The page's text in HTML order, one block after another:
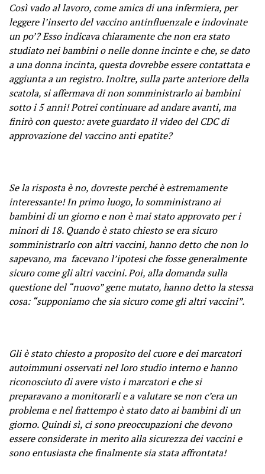
Così vado al lavoro, come amica di una infermiera, per
leggere l’inserto del vaccino antinfluenzale e indovinate
un po’? Esso indicava chiaramente che non era stato
studiato nei bambini o nelle donne incinte e che, se dato
a una donna incinta, questa dovrebbe essere contattata e
aggiunta a un registro. Inoltre, sulla parte anteriore della
scatola, si affermava di non somministrarlo ai bambini
sotto i 5 anni! Potrei continuare ad andare avanti, ma
finirò con questo: avete guardato il video del CDC di
approvazione del vaccino anti epatite?
Se la risposta è no, dovreste perché è estremamente
interessante! In primo luogo, lo somministrano ai
bambini di un giorno e non è mai stato approvato per i
minori di 18. Quando è stato chiesto se era sicuro
somministrarlo con altri vaccini, hanno detto che non lo
sapevano, ma facevano l’ipotesi che fosse generalmente
sicuro come gli altri vaccini. Poi, alla domanda sulla
questione del “nuovo” gene mutato, hanno detto la stessa
cosa: “supponiamo che sia sicuro come gli altri vaccini”.
Gli è stato chiesto a proposito del cuore e dei marcatori
autoimmuni osservati nel loro studio interno e hanno
riconosciuto di avere visto i marcatori e che si
preparavano a monitorarli e a valutare se non c’era un
problema e nel frattempo è stato dato ai bambini di un
giorno. Quindi sì, ci sono preoccupazioni che devono
essere considerate in merito alla sicurezza dei vaccini e
sono entusiasta che finalmente sia stata affrontata!